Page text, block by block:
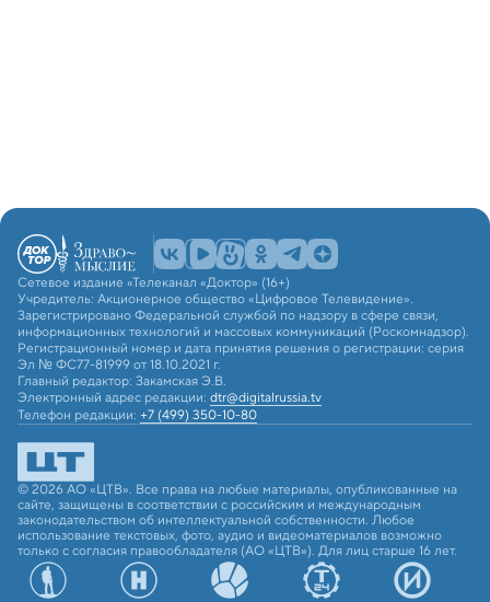
Сетевое издание «Телеканал «Доктор» (16+)
Учредитель: Акционерное общество «Цифровое Телевидение».
Зарегистрировано Федеральной службой по надзору в сфере связи,
информационных технологий и массовых коммуникаций (Роскомнадзор).
Регистрационный номер и дата принятия решения о регистрации: серия
Эл № ФС77-81999 от 18.10.2021 г.
Главный редактор: Закамская Э.В.
Электронный адрес редакции: dtr@digitalrussia.tv
Телефон редакции: +7 (499) 350-10-80
© 2026 АО «ЦТВ». Все права на любые материалы, опубликованные на
сайте, защищены в соответствии с российским и международным
законодательством об интеллектуальной собственности. Любое
использование текстовых, фото, аудио и видеоматериалов возможно
только с согласия правообладателя (АО «ЦТВ»). Для лиц старше 16 лет.